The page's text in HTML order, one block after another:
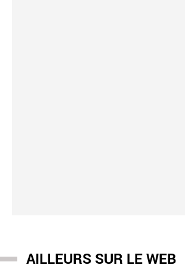
AILLEURS SUR LE WEB